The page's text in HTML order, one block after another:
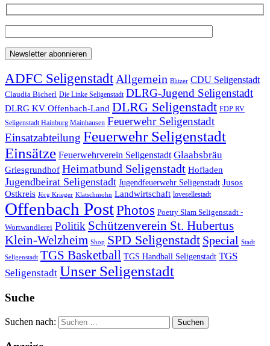
ADFC SeligenstadtAllgemein Blitzer CDU Seligenstadt
Claudia Bicherl Die Linke Seligenstadt DLRG-Jugend Seligenstadt
DLRG KV Offenbach-Land DLRG Seligenstadt FDP RV
Seligenstadt Hainburg Mainhausen Feuerwehr Seligenstadt
Einsatzabteilung Feuerwehr Seligenstadt
Einsätze Feuerwehrverein Seligenstadt Glaabsbräu
Griesgrundhof Heimatbund Seligenstadt Hofladen
Jugendbeirat Seligenstadt Jugendfeuerwehr Seligenstadt Jusos
Ostkreis Jörg Krieger Klatschmohn Landwirtschaft lovesellestadt
Offenbach PostPhotos Poetry Slam Seligenstadt -
Wortwandlerei Politik Schützenverein St. Hubertus
Klein-Welzheim Shop SPD Seligenstadt Special Stadt
Seligenstadt TGS Basketball TGS Handball Seligenstadt TGS
Seligenstadt Unser Seligenstadt
Suche
Suchen nach: